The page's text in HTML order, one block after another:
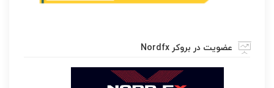
عضویت در بروکر Nordfx